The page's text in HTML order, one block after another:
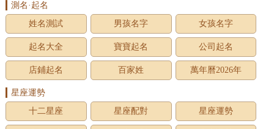
測名·起名
姓名測試
男孩名字 女孩名字
起名大全 寶寶起名 公司起名
店鋪起名 百家姓 萬年曆2026年
星座運勢
十二星座
星座配對 星座運勢